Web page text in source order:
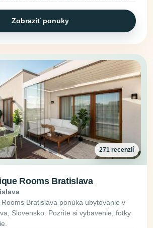
Zobraziť ponuky
271 recenzií
Rooms Bratislava
Bratislava ponúka ubytovanie v
Slovensko. Pozrite si vybavenie, fotky